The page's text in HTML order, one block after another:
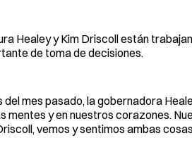
Healey y Kim Driscoll están
de toma de decisiones.
mes pasado, la gobernadora
mentes y en nuestros corazones.
vemos y sentimos ambas